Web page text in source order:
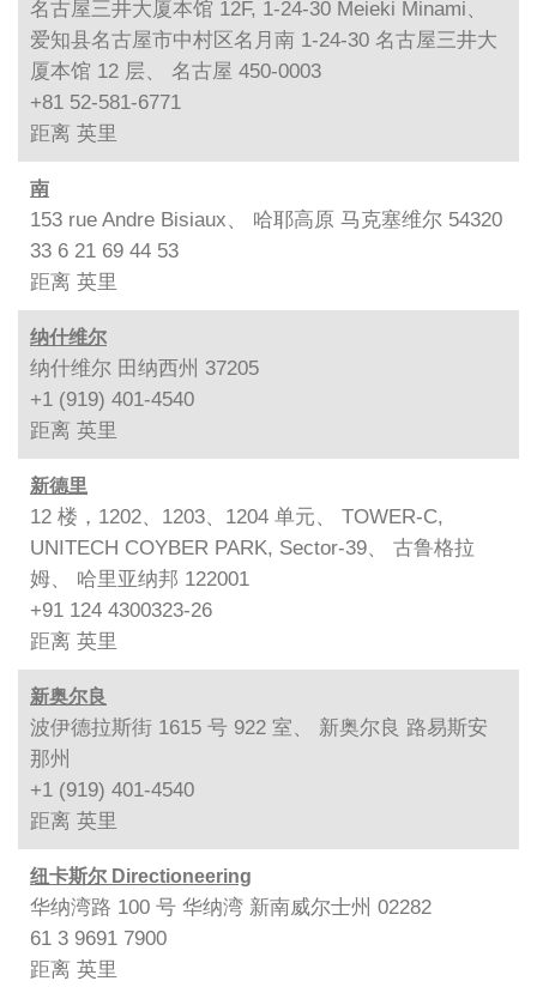
名古屋三井大厦本馆 12F, 1-24-30 Meieki Minami、
爱知县名古屋市中村区名月南 1-24-30 名古屋三井大
厦本馆 12 层、 名古屋 450-0003
+81 52-581-6771
距离 英里
南
153 rue Andre Bisiaux、 哈耶高原 马克塞维尔 54320
33 6 21 69 44 53
距离 英里
纳什维尔
纳什维尔 田纳西州 37205
+1 (919) 401-4540
距离 英里
新德里
12 楼，1202、1203、1204 单元、 TOWER-C,
UNITECH COYBER PARK, Sector-39、 古鲁格拉
姆、 哈里亚纳邦 122001
+91 124 4300323-26
距离 英里
新奥尔良
波伊德拉斯街 1615 号 922 室、 新奥尔良 路易斯安
那州
+1 (919) 401-4540
距离 英里
纽卡斯尔 Directioneering
华纳湾路 100 号 华纳湾 新南威尔士州 02282
61 3 9691 7900
距离 英里